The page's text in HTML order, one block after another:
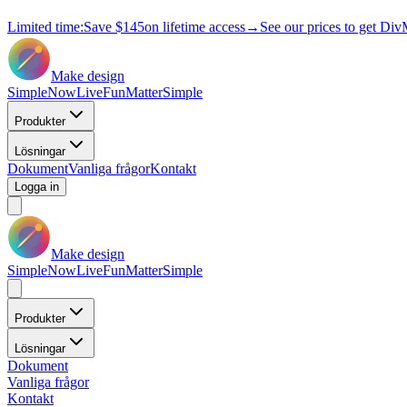
Limited time:Save $145on lifetime access→ See our prices to get
Make design
SimpleNowLiveFunMatterSimple
Produkter
Lösningar
DokumentVanliga frågorKontakt
Logga in
Make design
SimpleNowLiveFunMatterSimple
Produkter
Lösningar
Dokument
Vanliga frågor
Kontakt